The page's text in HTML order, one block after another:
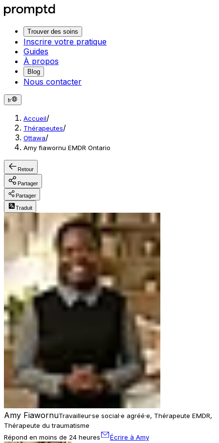
Trouver des soins
Inscrire votre pratique
Guides
À propos
Blog
Nous contacter
fr
Accueil/
Thérapeutes/
Ottawa/
Amy fiawornu EMDR Ontario
Retour
Partager
Partager
Traduit
Amy FiawornuTravailleur·se social·e agréé·e, Thérapeute EMDR,
Thérapeute du traumatisme
Répond en moins de 24 heures
Écrire à Amy